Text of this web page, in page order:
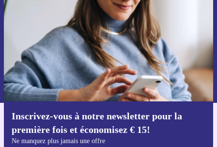
Inscrivez-vous à notre newsletter pour la
première fois et économisez € 15!
Ne manquez plus jamais une offre
Ne manquez plus aucune offre.
Voucher aanvragen
Retrouvez les informations sur l'utilisation des données personnelles
dans notrepolitique de confidentialité.
Téléchargez l'application refurbed
Pour iOS et Android